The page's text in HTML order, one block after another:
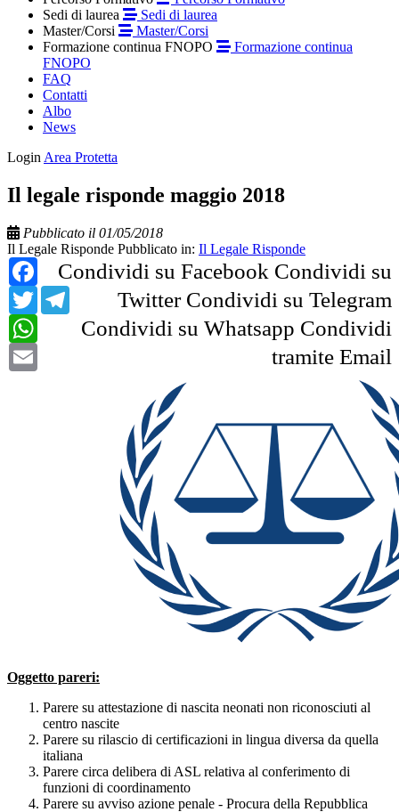
Sedi di laurea
Sedi di laurea
Master/Corsi
Master/Corsi
Formazione continua FNOPO
Formazione continua
FNOPO
FAQ
Contatti
Albo
News
Login Area Protetta
Il legale risponde maggio 2018
Pubblicato il 01/05/2018
Il Legale Risponde Pubblicato in: Il Legale Risponde
Condividi su Facebook
Facebook
Condividi su
Twitter
Twitter Condividi su Telegram
Telegram
Condividi su Whatsapp
WhatsApp
Condividi
tramite Email
Oggetto pareri:
Parere su attestazione di nascita neonati non riconosciuti al
centro nascite
Parere su rilascio di certificazioni in lingua diversa da quella
italiana
Parere circa delibera di ASL relativa al conferimento di
funzioni di coordinamento
Parere su avviso azione penale - Procura della Repubblica